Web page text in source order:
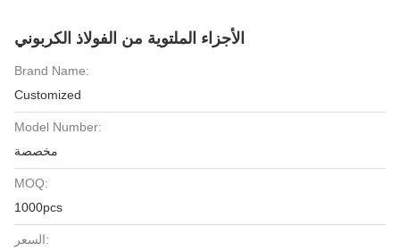
الأجزاء الملتوية من الفولاذ الكربوني
Brand Name:
Customized
Model Number:
مخصصة
MOQ:
1000pcs
السعر: